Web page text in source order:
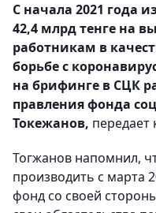
С начала 2021 года
42,4 млрд тенге на
работникам в
борьбе с
на брифинге в СЦК
правления фонда
Токежанов, передает
Тогжанов напомнил,
производить с марта
фонд со своей